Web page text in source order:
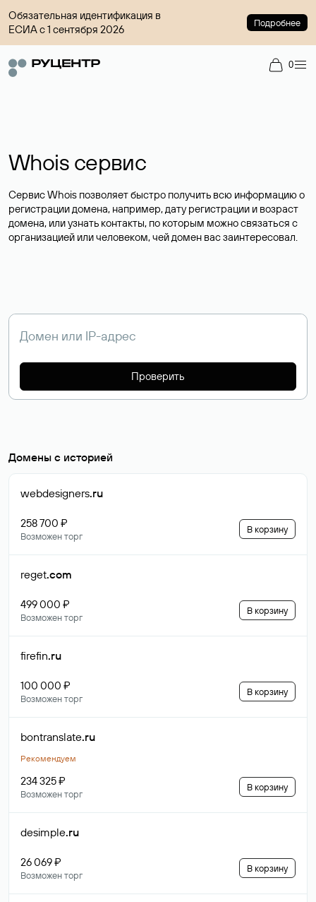
Обязательная идентификация в
ЕСИА с 1 сентября 2026
Подробнее
0
Whois сервис
Сервис Whois позволяет быстро получить всю информацию о
регистрации домена, например, дату регистрации и возраст
домена, или узнать контакты, по которым можно связаться с
организацией или человеком, чей домен вас заинтересовал.
Проверить
Домены с историей
webdesigners.ru
258 700 ₽
Возможен торг
В корзину
reget.com
499 000 ₽
Возможен торг
В корзину
firefin.ru
100 000 ₽
Возможен торг
В корзину
bontranslate.ru
Рекомендуем
234 325 ₽
Возможен торг
В корзину
desimple.ru
26 069 ₽
Возможен торг
В корзину